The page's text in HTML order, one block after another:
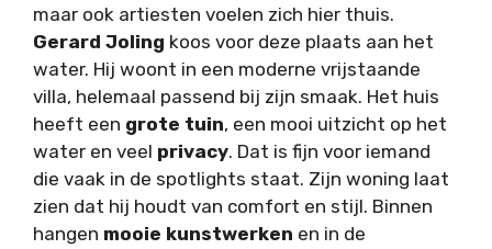
maar ook artiesten voelen zich hier thuis.
Gerard Joling koos voor deze plaats aan het
water. Hij woont in een moderne vrijstaande
villa, helemaal passend bij zijn smaak. Het huis
heeft een grote tuin, een mooi uitzicht op het
water en veel privacy. Dat is fijn voor iemand
die vaak in de spotlights staat. Zijn woning laat
zien dat hij houdt van comfort en stijl. Binnen
hangen mooie kunstwerken en in de